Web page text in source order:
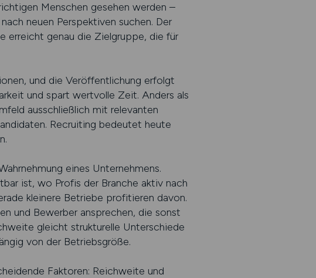
Menschen gesehen werden –
neuen Perspektiven suchen. Der
erreicht genau die Zielgruppe, die für
und die Veröffentlichung erfolgt
und spart wertvolle Zeit. Anders als
ausschließlich mit relevanten
Recruiting bedeutet heute
eines Unternehmens.
ist, wo Profis der Branche aktiv nach
kleinere Betriebe profitieren davon.
und Bewerber ansprechen, die sonst
gleicht strukturelle Unterschiede
von der Betriebsgröße.
Faktoren: Reichweite und